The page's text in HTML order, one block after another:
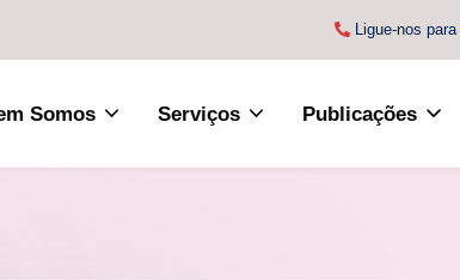
Ligue-nos para
Somos Serviços Publicações